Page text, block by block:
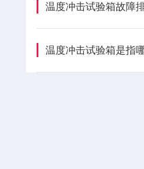
温度冲击试验箱故障
温度冲击试验箱是指